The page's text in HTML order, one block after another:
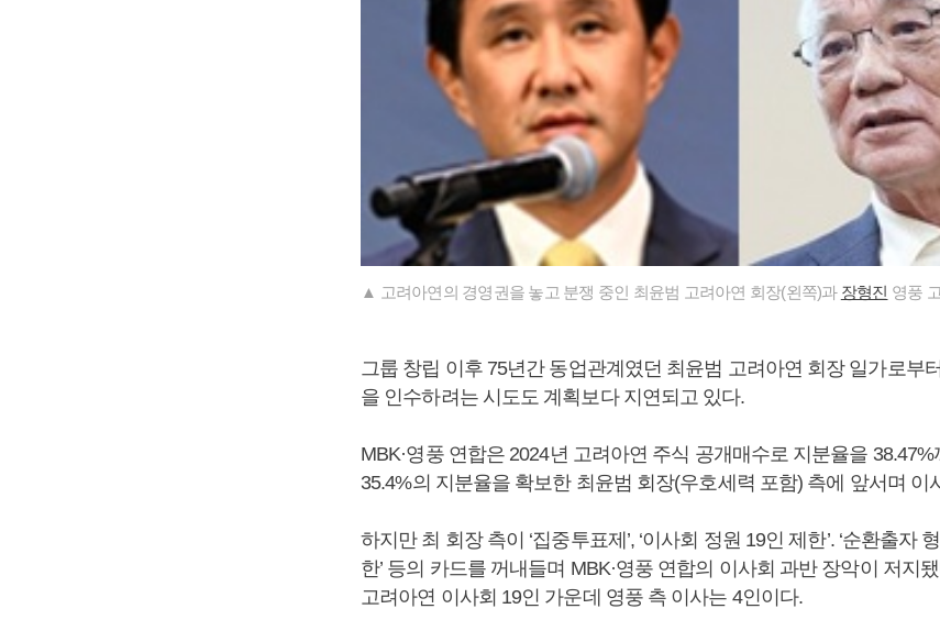
▲ 고려아연의 경영권을 놓고 분쟁 중인 최윤범 고려아연 회장(왼쪽)과 장형진 영풍
그룹 창립 이후 75년간 동업관계였던 최윤범 고려아연 회장 일가로부
을 인수하려는 시도도 계획보다 지연되고 있다.
MBK·영풍 연합은 2024년 고려아연 주식 공개매수로 지분율을 38.47%
35.4%의 지분율을 확보한 최윤범 회장(우호세력 포함) 측에 앞서며 이
하지만 최 회장 측이 ‘집중투표제’, ‘이사회 정원 19인 제한’. ‘순환출자
한’ 등의 카드를 꺼내들며 MBK·영풍 연합의 이사회 과반 장악이 저지
고려아연 이사회 19인 가운데 영풍 측 이사는 4인이다.